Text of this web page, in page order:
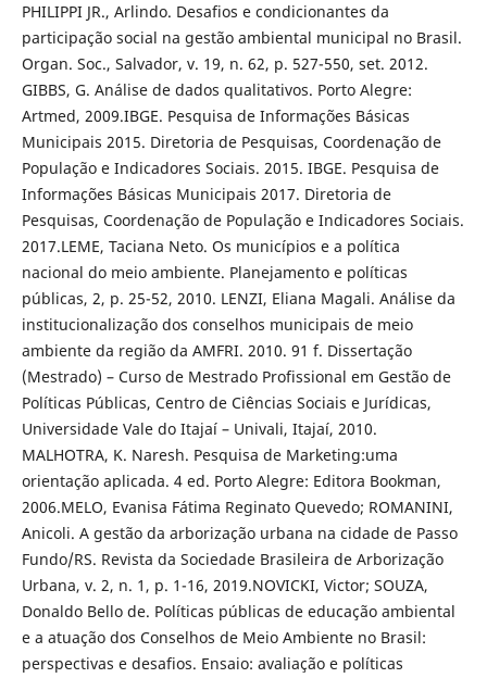
PHILIPPI JR., Arlindo. Desafios e condicionantes da
participação social na gestão ambiental municipal no Brasil.
Organ. Soc., Salvador, v. 19, n. 62, p. 527-550, set. 2012.
GIBBS, G. Análise de dados qualitativos. Porto Alegre:
Artmed, 2009.IBGE. Pesquisa de Informações Básicas
Municipais 2015. Diretoria de Pesquisas, Coordenação de
População e Indicadores Sociais. 2015. IBGE. Pesquisa de
Informações Básicas Municipais 2017. Diretoria de
Pesquisas, Coordenação de População e Indicadores Sociais.
2017.LEME, Taciana Neto. Os municípios e a política
nacional do meio ambiente. Planejamento e políticas
públicas, 2, p. 25-52, 2010. LENZI, Eliana Magali. Análise da
institucionalização dos conselhos municipais de meio
ambiente da região da AMFRI. 2010. 91 f. Dissertação
(Mestrado) – Curso de Mestrado Profissional em Gestão de
Políticas Públicas, Centro de Ciências Sociais e Jurídicas,
Universidade Vale do Itajaí – Univali, Itajaí, 2010.
MALHOTRA, K. Naresh. Pesquisa de Marketing:uma
orientação aplicada. 4 ed. Porto Alegre: Editora Bookman,
2006.MELO, Evanisa Fátima Reginato Quevedo; ROMANINI,
Anicoli. A gestão da arborização urbana na cidade de Passo
Fundo/RS. Revista da Sociedade Brasileira de Arborização
Urbana, v. 2, n. 1, p. 1-16, 2019.NOVICKI, Victor; SOUZA,
Donaldo Bello de. Políticas públicas de educação ambiental
e a atuação dos Conselhos de Meio Ambiente no Brasil:
perspectivas e desafios. Ensaio: avaliação e políticas